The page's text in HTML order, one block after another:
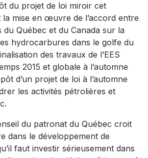
du projet de loi miroir cet
mise en œuvre de l’accord entre
du Québec et du Canada sur la
hydrocarbures dans le golfe du
des travaux de l’EES
2015 et globale à l’automne
d’un projet de loi à l’automne
les activités pétrolières et
du patronat du Québec croit
dans le développement de
faut investir sérieusement dans